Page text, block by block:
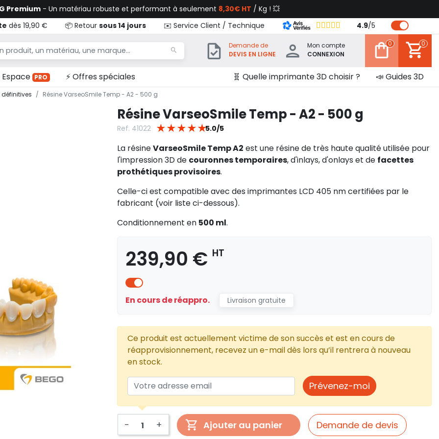
Premium - Un matériau robuste et performant à seulement 8,30€ HT / Kg ! 💥
dès 19,90 € 📦 Retour sous 14 jours ✉️ Service Client / Technique 4.9/5
Demande de
DEVIS EN LIGNE
Mon compte
CONNEXION
0 0
Espace PRO ⚡ Offres spéciales 🧬 Quelle imprimante 3D choisir ? 📣 Guides 3D
définitives Résine VarseoSmile Temp - A2 - 500 g
Résine VarseoSmile Temp - A2 - 500 g
Ref. 41022 ★ ★ ★ ★ ★5.0/5
La résineVarseoSmile Temp A2 est une résine de très haute qualité utilisée pour
l'impression 3D de couronnes temporaires, d'inlays, d'onlays et de facettes
prothétiques provisoires.
Celle-ci est compatible avec des imprimantes LCD 405 nm certifiées par le
fabricant (voir liste ci-dessous).
Conditionnement en 500 ml.
239,90 € HT
En cours de réappro. Livraison gratuite
Ce produit est actuellement victime de son succès et est en cours de
réapprovisionnement, recevez un e-mail dès lors qu’il rentrera à nouveau
en stock.
Prévenez-moi
- + Ajouter au panier Demande de devis